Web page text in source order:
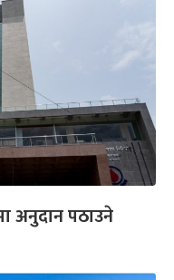
अनुदान पठाउने